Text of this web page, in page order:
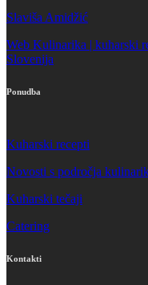
Slaviša Amidžić
Web Kulinarika | kuharski
Slovenija
Ponudba
Kuharski recepti
Novosti s področja
Kuharski tečaji
Catering
Kontakti